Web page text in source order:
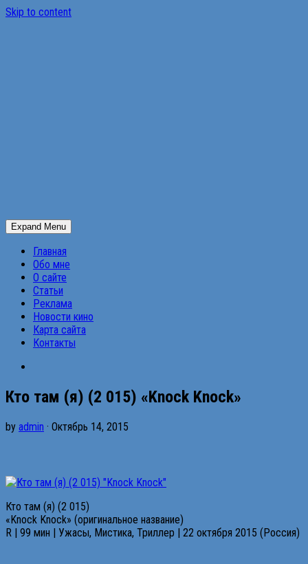
Skip to content
Expand Menu
Главная
Обо мне
О сайте
Статьи
Реклама
Новости кино
Карта сайта
Контакты
Кто там (я) (2 015) «Knock Knock»
by admin · Октябрь 14, 2015
Кто там (я) (2 015)
«Knock Knock» (оригинальное название)
R | 99 мин | Ужасы, Мистика, Триллер | 22 октября 2015 (Россия)